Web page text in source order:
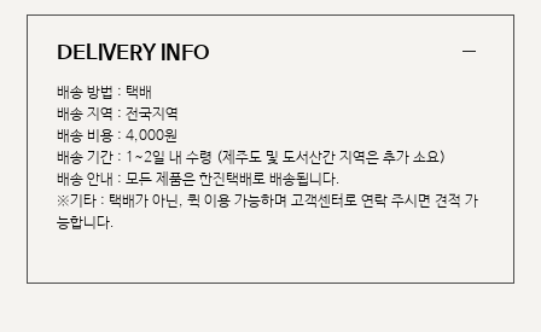
DELIVERY INFO
배송 방법 : 택배
배송 지역 : 전국지역
배송 비용 : 4,000원
배송 기간 : 1~2일 내 수령 (제주도 및 도서산간 지역은 추가 소요)
배송 안내 : 모든 제품은 한진택배로 배송됩니다.
※기타 : 택배가 아닌, 퀵 이용 가능하며 고객센터로 연락 주시면 견적 가
능합니다.